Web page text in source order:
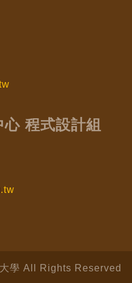
程式設計組
學 All Rights Reserved